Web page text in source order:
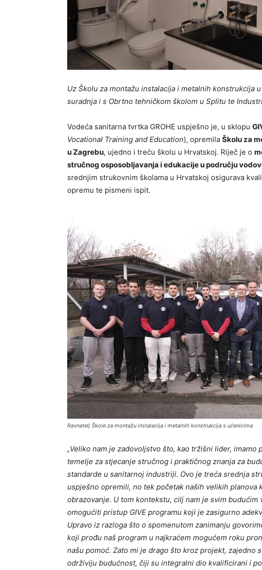
Uz Školu za montažu instalacija i metalnih konstrukcija
suradnja i s Obrtno tehničkom školom u Splitu te
Vodeća sanitarna tvrtka GROHE uspješno je, u sklopu
Vocational Training and Education), opremila Školu za
u Zagrebu, ujedno i treću školu u Hrvatskoj. Riječ je o
stručnog osposobljavanja i edukacije u području
srednjim strukovnim školama u Hrvatskoj osigurava
opremu te pismeni ispit.
Ravnatelj Škole za montažu instalacija i metalnih konstrukcija s učenicima
„Veliko nam je zadovoljstvo što, kao tržišni lider,
temelje za stjecanje stručnog i praktičnog znanja za
standarde u sanitarnoj industriji. Ovo je treća srednja
uspješno opremili, no tek početak naših velikih planova
obrazovanje. U tom kontekstu, cilj nam je svim
omogućiti pristup GIVE programu koji je zasigurno
Upravo iz razloga što o spomenutom zanimanju
koji prođu naš program u najkraćem mogućem roku
našu pomoć. Zato mi je drago što kroz projekt, zajedno
održiviju budućnost, čiji su integralni dio kvalificirani i